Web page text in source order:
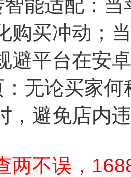
智能适配：
购买冲动；
避平台在安
：无论买家
，避免店内
两不误，